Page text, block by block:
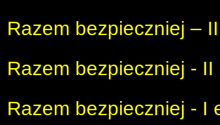
Razem bezpieczniej –
Razem bezpieczniej - II
Razem bezpieczniej - I